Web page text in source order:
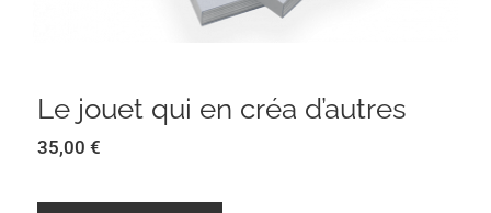
Le jouet qui en créa d’autres
35,00€